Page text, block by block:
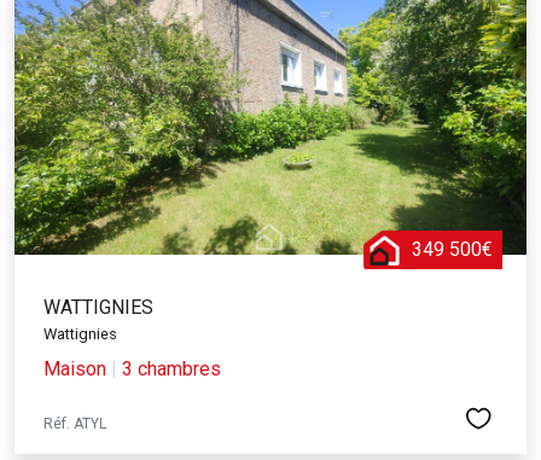
349 500€
WATTIGNIES
Wattignies
Maison | 3 chambres
Réf. ATYL